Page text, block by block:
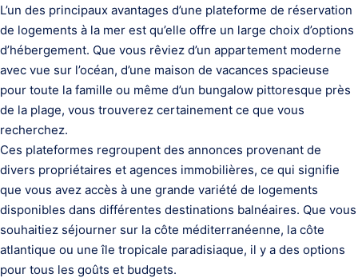
L’un des principaux avantages d’une plateforme de réservation
de logements à la mer est qu’elle offre un large choix d’options
d’hébergement. Que vous rêviez d’un appartement moderne
avec vue sur l’océan, d’une maison de vacances spacieuse
pour toute la famille ou même d’un bungalow pittoresque près
de la plage, vous trouverez certainement ce que vous
recherchez.
Ces plateformes regroupent des annonces provenant de
divers propriétaires et agences immobilières, ce qui signifie
que vous avez accès à une grande variété de logements
disponibles dans différentes destinations balnéaires. Que vous
souhaitiez séjourner sur la côte méditerranéenne, la côte
atlantique ou une île tropicale paradisiaque, il y a des options
pour tous les goûts et budgets.